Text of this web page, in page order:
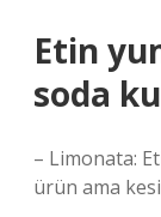
Etin
soda
– Limonata:
ürün ama